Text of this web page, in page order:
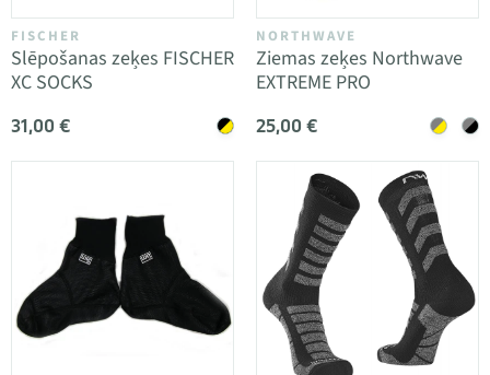
FISCHER
Slēpošanas zeķes FISCHER
XC SOCKS
31,00 €
NORTHWAVE
Ziemas zeķes Northwave
EXTREME PRO
25,00 €